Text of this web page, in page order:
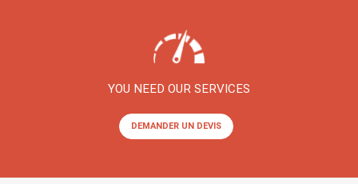
YOU NEED OUR SERVICES
DEMANDER UN DEVIS